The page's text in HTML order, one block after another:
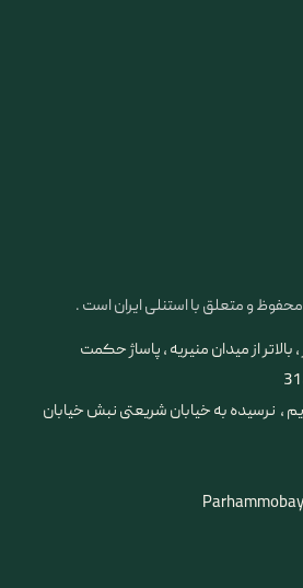
و متعلق با استنلی ایران است .
بالاتر از میدان منیریه ، پاساژ حکمت
، نرسیده به خیابان شریعتی نبش خیابان